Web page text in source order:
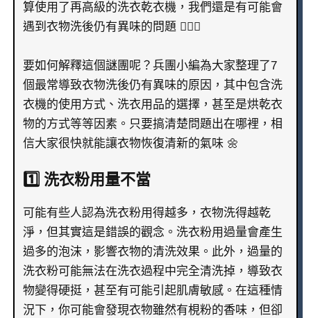
算使用了再高級的洗衣乾衣機，我們還是有可能會
遇到衣物洗後仍有異味的問題 🙇🏻‍♀️
要如何解釋這個謎團呢？兵團小編為大家整理了7
個最常導致衣物洗後仍有異味的原因，其中包含洗
衣機的使用方式、洗衣用品的選擇，甚至是烘乾衣
物的方式等等因素。只要搞清楚問題出在哪裡，相
信大家很快就能讓衣物恢復清新的氣味 🌼
1️⃣ 洗衣粉用量不當
可能有些人認為洗衣粉用得越多，衣物洗得越乾
淨，但其實這是錯誤的觀念。洗衣粉用過量會產生
過多的泡沫，影響衣物的清洗效果。此外，過量的
洗衣粉可能無法在洗衣過程中完全清洗掉，導致衣
物變得硬挺，甚至有可能引起肌膚敏感。在這種情
況下，你可能會發現衣物雖然有梘粉的香味，但卻